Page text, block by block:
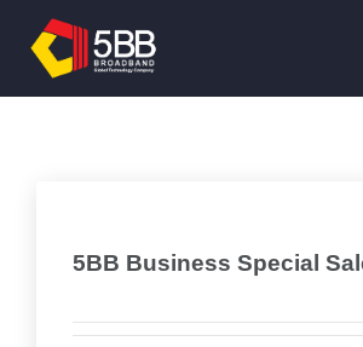
5BB Business Special